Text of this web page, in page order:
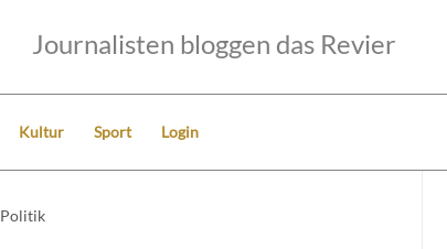
Journalisten bloggen das Revier
Kultur Sport Login
Politik